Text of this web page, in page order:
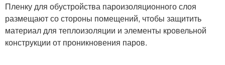
Пленку для обустройства пароизоляционного слоя
размещают со стороны помещений, чтобы защитить
материал для теплоизоляции и элементы кровельной
конструкции от проникновения паров.